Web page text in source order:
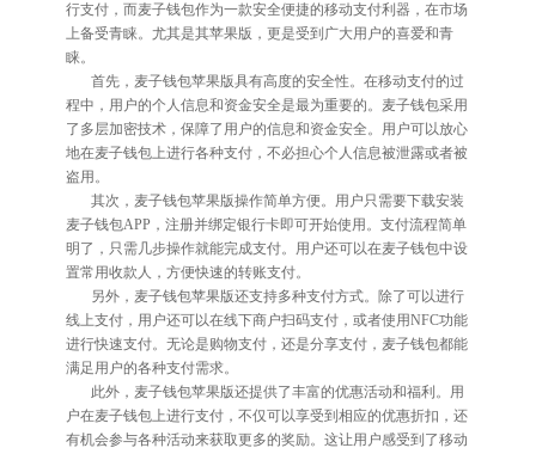
行支付，而麦子钱包作为一款安全便捷的移动支付利器，在市场
上备受青睐。尤其是其苹果版，更是受到广大用户的喜爱和青
睐。
首先，麦子钱包苹果版具有高度的安全性。在移动支付的过
程中，用户的个人信息和资金安全是最为重要的。麦子钱包采用
了多层加密技术，保障了用户的信息和资金安全。用户可以放心
地在麦子钱包上进行各种支付，不必担心个人信息被泄露或者被
盗用。
其次，麦子钱包苹果版操作简单方便。用户只需要下载安装
麦子钱包APP，注册并绑定银行卡即可开始使用。支付流程简单
明了，只需几步操作就能完成支付。用户还可以在麦子钱包中设
置常用收款人，方便快速的转账支付。
另外，麦子钱包苹果版还支持多种支付方式。除了可以进行
线上支付，用户还可以在线下商户扫码支付，或者使用NFC功能
进行快速支付。无论是购物支付，还是分享支付，麦子钱包都能
满足用户的各种支付需求。
此外，麦子钱包苹果版还提供了丰富的优惠活动和福利。用
户在麦子钱包上进行支付，不仅可以享受到相应的优惠折扣，还
有机会参与各种活动来获取更多的奖励。这让用户感受到了移动